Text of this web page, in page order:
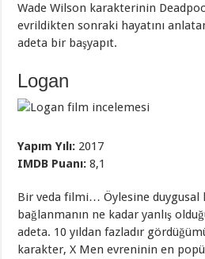
Wade Wilson karakterinin
evrildikten sonraki hayatını
adeta bir başyapıt.
Logan
Yapım Yılı: 2017
IMDB Puanı: 8,1
Bir veda filmi… Öylesine
bağlanmanın ne kadar yanlış
adeta. 10 yıldan fazladır
karakter, X Men evreninin en